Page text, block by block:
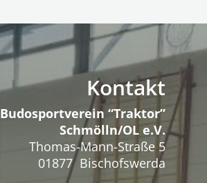
Kontakt
Budosportverein “Traktor”
Schmölln/OL e.V.
Thomas-Mann-Straße 5
01877 Bischofswerda